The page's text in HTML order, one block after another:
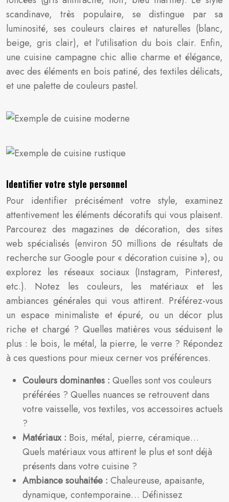
scandinave, très populaire, se distingue par sa
luminosité, ses couleurs claires et naturelles (blanc,
beige, gris clair), et l’utilisation du bois clair. Enfin,
une cuisine campagne chic allie charme et élégance,
avec des éléments en bois patiné, des textiles délicats,
et une palette de couleurs pastel.
Identifier votre style personnel
Pour identifier précisément votre style, examinez
attentivement les éléments décoratifs qui vous plaisent.
Parcourez des magazines de décoration, des sites
web spécialisés (environ 50 millions de résultats de
recherche sur Google pour « décoration cuisine »), ou
explorez les réseaux sociaux (Instagram, Pinterest,
etc.). Notez les couleurs, les matériaux et les
ambiances générales qui vous attirent. Préférez-vous
un espace minimaliste et épuré, ou un décor plus
riche et chargé ? Quelles matières vous séduisent le
plus : le bois, le métal, la pierre, le verre ? Répondez
à ces questions pour mieux cerner vos préférences.
Couleurs dominantes : Quelles sont vos couleurs
préférées ? Quelles nuances se retrouvent dans
votre vaisselle, vos textiles, vos accessoires actuels
?
Matériaux : Bois, métal, pierre, céramique…
Quels matériaux vous attirent le plus et sont déjà
présents dans votre cuisine ?
Ambiance souhaitée : Chaleureuse, apaisante,
dynamique, contemporaine… Définissez